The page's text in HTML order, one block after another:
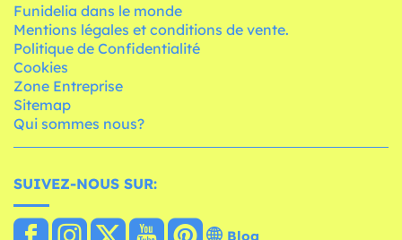
Funidelia dans le monde
Mentions légales et conditions de vente.
Politique de Confidentialité
Cookies
Zone Entreprise
Sitemap
Qui sommes nous?
SUIVEZ-NOUS SUR:
Blog